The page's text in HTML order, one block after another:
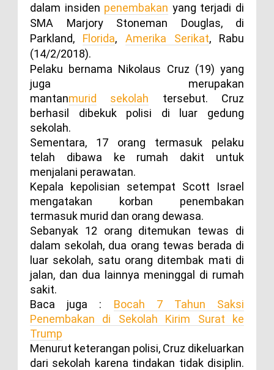
dalam insiden penembakan yang terjadi di
SMA Marjory Stoneman Douglas, di
Parkland,
Florida, Amerika Serikat, Rabu
(14/2/2018).
Pelaku bernama Nikolaus Cruz (19) yang
juga merupakan
mantanmurid sekolah tersebut. Cruz
berhasil dibekuk polisi di luar gedung
sekolah.
Sementara, 17 orang termasuk pelaku
telah dibawa ke rumah dakit untuk
menjalani perawatan.
Kepala kepolisian setempat Scott Israel
mengatakan korban penembakan
termasuk murid dan orang dewasa.
Sebanyak 12 orang ditemukan tewas di
dalam sekolah, dua orang tewas berada di
luar sekolah, satu orang ditembak mati di
jalan, dan dua lainnya meninggal di rumah
sakit.
Baca juga : Bocah 7 Tahun Saksi
Penembakan di Sekolah Kirim Surat ke
Trump
Menurut keterangan polisi, Cruz dikeluarkan
dari sekolah karena tindakan tidak disiplin.